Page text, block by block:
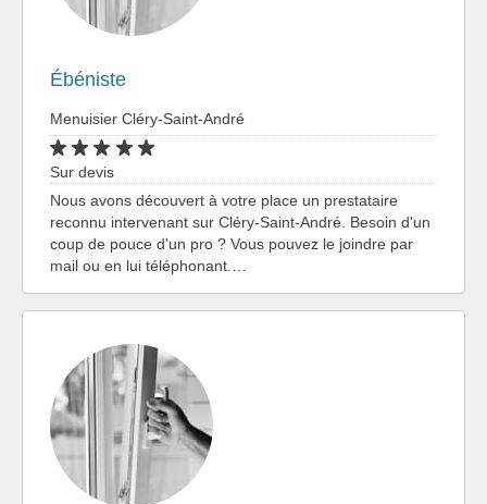
Ébéniste
Menuisier Cléry-Saint-André
Sur devis
Nous avons découvert à votre place un prestataire
reconnu intervenant sur Cléry-Saint-André. Besoin d'un
coup de pouce d'un pro ? Vous pouvez le joindre par
mail ou en lui téléphonant.…